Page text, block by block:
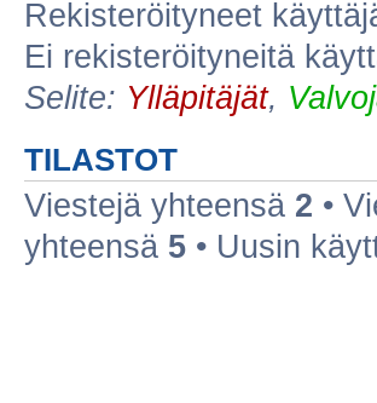
Rekisteröityneet
Ei rekisteröityneitä
Selite: Ylläpitäjät,
TILASTOT
Viestejä yhteensä 2 •
yhteensä 5 • Uusin